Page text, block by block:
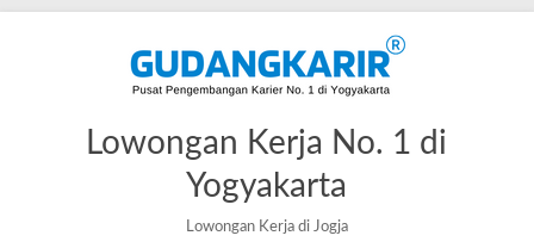
Lowongan Kerja No. 1 di
Yogyakarta
Lowongan Kerja di Jogja